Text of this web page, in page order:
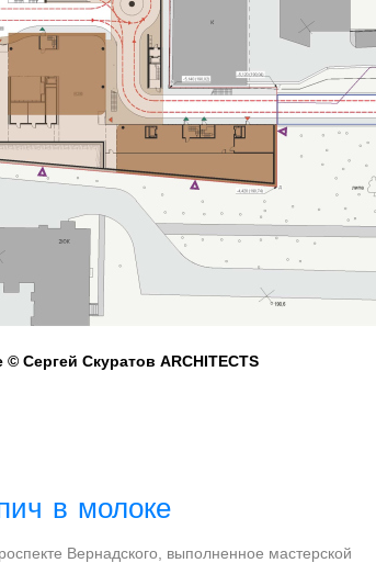
Сергей Скуратов ARCHITECTS
в молоке
Вернадского, выполненное мастерской